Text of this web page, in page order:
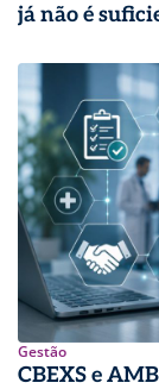
já não é
Gestão
CBEXS e